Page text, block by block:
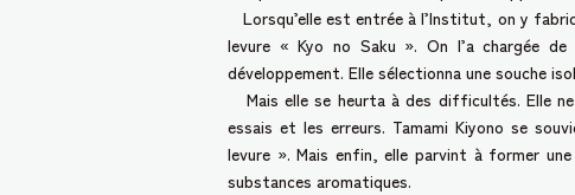
Lorsqu’elle est entrée à l’Institut, on y
levure « Kyo no Saku ». On l’a chargée
développement. Elle sélectionna une souche
Mais elle se heurta à des difficultés. Elle
essais et les erreurs. Tamami Kiyono se
levure ». Mais enfin, elle parvint à former
substances aromatiques.